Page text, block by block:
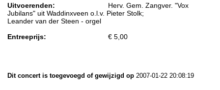
Uitvoerenden:
Herv. Gem. Zangver. "Vox
Jubilans" uit Waddinxveen o.l.v. Pieter Stolk;
Leander van der Steen - orgel
Entreeprijs:
€ 5,00
Dit concert is toegevoegd of gewijzigd op 2007-01-22 20:08:19